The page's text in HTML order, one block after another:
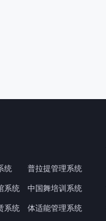
统
系统
系统
普拉提管理系统
中国舞培训系统
体适能管理系统